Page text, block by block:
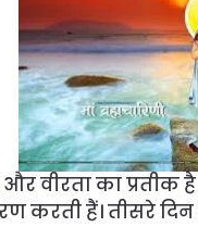
और वीरता का
करती हैं। तीसरे